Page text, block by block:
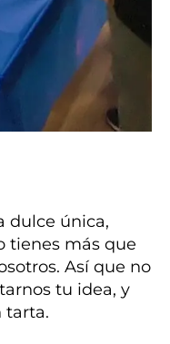
dulce única,
tienes más que
Así que no
tu idea, y
tarta.